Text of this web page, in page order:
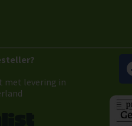
met levering in